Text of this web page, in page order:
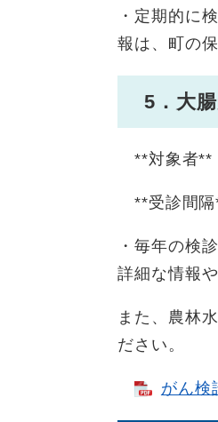
・定期的に
報は、町の
5．大
**対象者
**受診間
・毎年の検
詳細な情報
また、農林
ださい。
がん検